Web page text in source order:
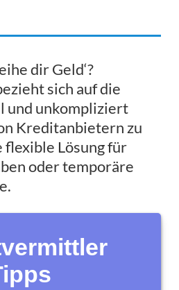
dir Geld‘?
sich auf die
und unkompliziert
Kreditanbietern zu
flexible Lösung für
oder temporäre